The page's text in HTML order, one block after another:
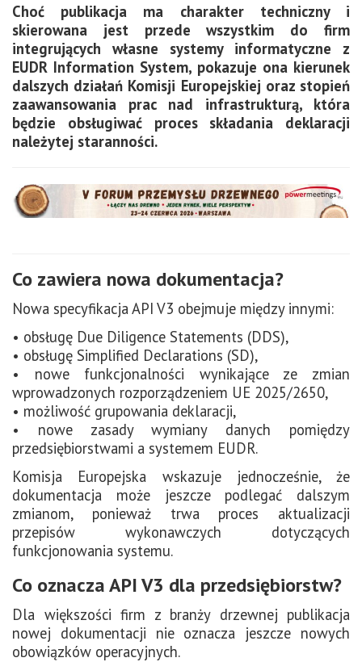
Choć publikacja ma charakter techniczny i
skierowana jest przede wszystkim do firm
integrujących własne systemy informatyczne z
EUDR Information System, pokazuje ona kierunek
dalszych działań Komisji Europejskiej oraz stopień
zaawansowania prac nad infrastrukturą, która
będzie obsługiwać proces składania deklaracji
należytej staranności.
Co zawiera nowa dokumentacja?
Nowa specyfikacja API V3 obejmuje między innymi:
• obsługę Due Diligence Statements (DDS),
• obsługę Simplified Declarations (SD),
• nowe funkcjonalności wynikające ze zmian
wprowadzonych rozporządzeniem UE 2025/2650,
• możliwość grupowania deklaracji,
• nowe zasady wymiany danych pomiędzy
przedsiębiorstwami a systemem EUDR.
Komisja Europejska wskazuje jednocześnie, że
dokumentacja może jeszcze podlegać dalszym
zmianom, ponieważ trwa proces aktualizacji
przepisów wykonawczych dotyczących
funkcjonowania systemu.
Co oznacza API V3 dla przedsiębiorstw?
Dla większości firm z branży drzewnej publikacja
nowej dokumentacji nie oznacza jeszcze nowych
obowiązków operacyjnych.